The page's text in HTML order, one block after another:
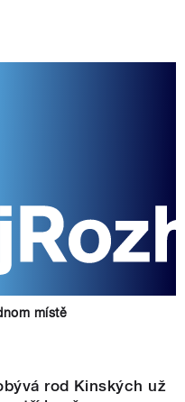
místě
rod Kinských už